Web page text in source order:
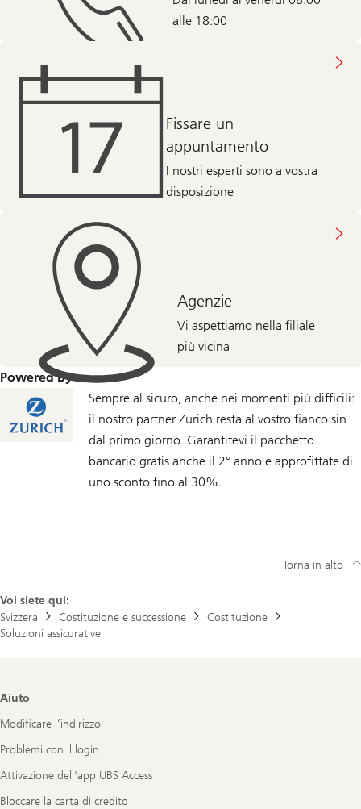
alle 18:00
Fissare un
appuntamento
I nostri esperti sono a vostra
disposizione
Agenzie
Vi aspettiamo nella filiale
più vicina
Powered by
Sempre al sicuro, anche nei momenti più difficili:
il nostro partner Zurich resta al vostro fianco sin
dal primo giorno. Garantitevi il pacchetto
bancario gratis anche il 2° anno e approfittate di
uno sconto fino al 30%.
Voi siete qui:
Svizzera
Costituzione e successione
Costituzione
Soluzioni assicurative
Torna in alto
Footer
Aiuto
Modificare l’indirizzo
Problemi con il login
Attivazione dell'app UBS Access
Bloccare la carta di credito